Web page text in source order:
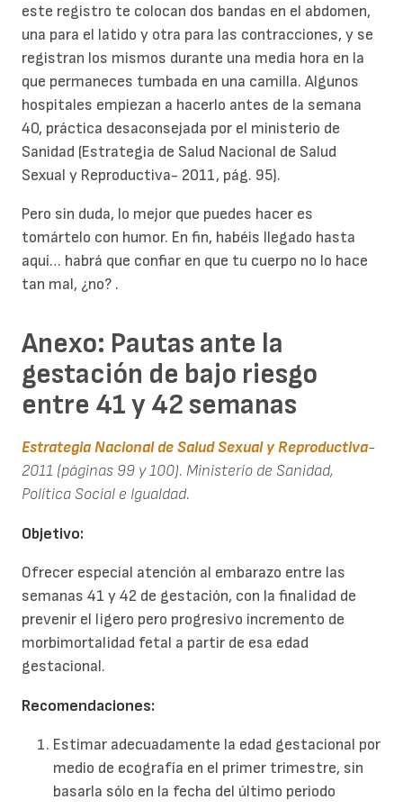
este registro te colocan dos bandas en el abdomen,
una para el latido y otra para las contracciones, y se
registran los mismos durante una media hora en la
que permaneces tumbada en una camilla. Algunos
hospitales empiezan a hacerlo antes de la semana
40, práctica desaconsejada por el ministerio de
Sanidad (Estrategia de Salud Nacional de Salud
Sexual y Reproductiva- 2011, pág. 95).
Pero sin duda, lo mejor que puedes hacer es
tomártelo con humor. En fin, habéis llegado hasta
aquí… habrá que confiar en que tu cuerpo no lo hace
tan mal, ¿no? .
Anexo: Pautas ante la
gestación de bajo riesgo
entre 41 y 42 semanas
Estrategia Nacional de Salud Sexual y Reproductiva-
2011 (páginas 99 y 100). Ministerio de Sanidad,
Política Social e Igualdad.
Objetivo:
Ofrecer especial atención al embarazo entre las
semanas 41 y 42 de gestación, con la finalidad de
prevenir el ligero pero progresivo incremento de
morbimortalidad fetal a partir de esa edad
gestacional.
Recomendaciones:
Estimar adecuadamente la edad gestacional por
medio de ecografía en el primer trimestre, sin
basarla sólo en la fecha del último periodo